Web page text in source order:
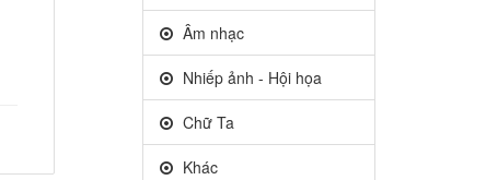
Âm nhạc
Nhiếp ảnh - Hội họa
Chữ Ta
Khác